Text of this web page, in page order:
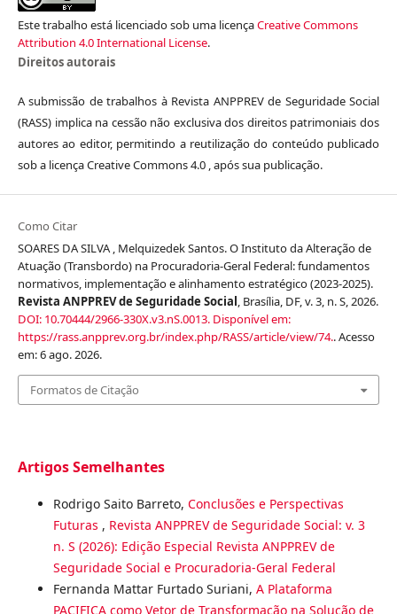
Este trabalho está licenciado sob uma licençaCreative Commons
Attribution 4.0 International License.
Direitos autorais
A submissão de trabalhos à Revista ANPPREV de Seguridade Social
(RASS) implica na cessão não exclusiva dos direitos patrimoniais dos
autores ao editor, permitindo a reutilização do conteúdo publicado
sob a licença Creative Commons 4.0 , após sua publicação.
Como Citar
SOARES DA SILVA , Melquizedek Santos. O Instituto da Alteração de
Atuação (Transbordo) na Procuradoria-Geral Federal: fundamentos
normativos, implementação e alinhamento estratégico (2023-2025).
Revista ANPPREV de Seguridade Social , Brasília, DF, v. 3, n. S, 2026.
DOI: 10.70444/2966-330X.v3.nS.0013.Disponível em:
https://rass.anpprev.org.br/index.php/RASS/article/view/74.. Acesso
em: 6 ago. 2026.
Formatos de Citação
Artigos Semelhantes
Rodrigo Saito Barreto, Conclusões e Perspectivas
Futuras , Revista ANPPREV de Seguridade Social: v. 3
n. S (2026): Edição Especial Revista ANPPREV de
Seguridade Social e Procuradoria-Geral Federal
Fernanda Mattar Furtado Suriani, A Plataforma
PACIFICA como Vetor de Transformação na Solução de